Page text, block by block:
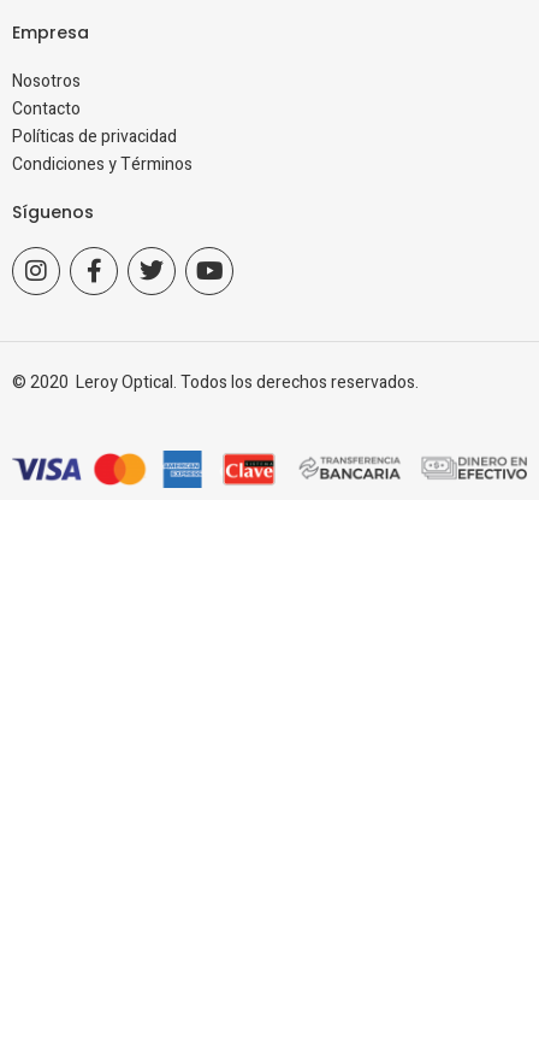
Empresa
Nosotros
Contacto
Políticas de privacidad
Condiciones y Términos
Síguenos
I
n
s
a
g
m
F
a
c
b
o
-
f
T
w
i
t
e
Y
o
u
u
b
© 2020 Leroy Optical. Todos los derechos reservados.